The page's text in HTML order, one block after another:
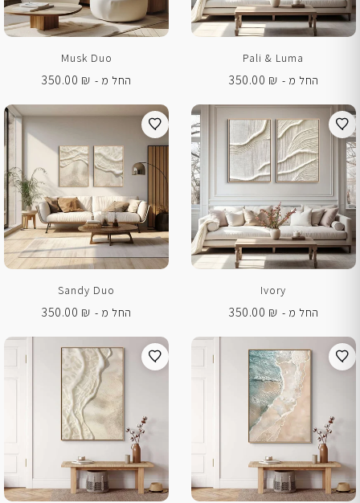
Pali & Luma
החל מ -
350.00 ₪
Musk Duo
החל מ -
350.00 ₪
Ivory
החל מ -
350.00 ₪
Sandy Duo
החל מ -
350.00 ₪